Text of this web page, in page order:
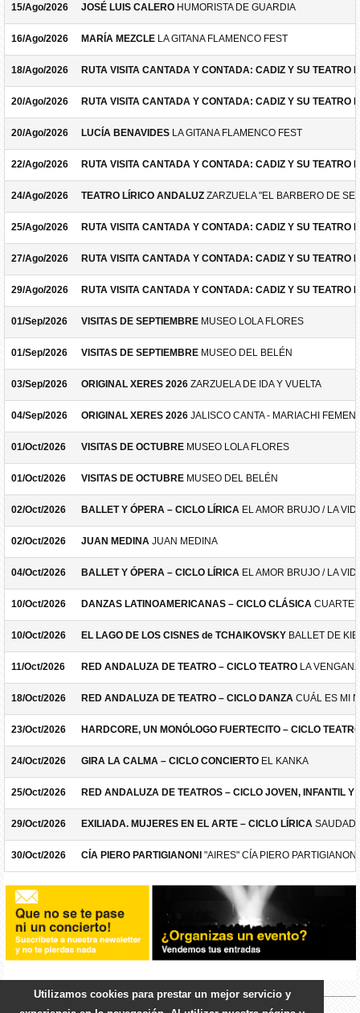
15/Ago/2026 JOSÉ LUIS CALERO HUMORISTA DE GUARDIA
16/Ago/2026 MARÍA MEZCLE LA GITANA FLAMENCO FEST
18/Ago/2026 RUTA VISITA CANTADA Y CONTADA: CADIZ Y SU TEATRO
20/Ago/2026 RUTA VISITA CANTADA Y CONTADA: CADIZ Y SU TEATRO
20/Ago/2026 LUCÍA BENAVIDES LA GITANA FLAMENCO FEST
22/Ago/2026 RUTA VISITA CANTADA Y CONTADA: CADIZ Y SU TEATRO
24/Ago/2026 TEATRO LÍRICO ANDALUZ ZARZUELA "EL BARBERO DE
25/Ago/2026 RUTA VISITA CANTADA Y CONTADA: CADIZ Y SU TEATRO
27/Ago/2026 RUTA VISITA CANTADA Y CONTADA: CADIZ Y SU TEATRO
29/Ago/2026 RUTA VISITA CANTADA Y CONTADA: CADIZ Y SU TEATRO
01/Sep/2026 VISITAS DE SEPTIEMBRE MUSEO LOLA FLORES
01/Sep/2026 VISITAS DE SEPTIEMBRE MUSEO DEL BELÉN
03/Sep/2026 ORIGINAL XERES 2026 ZARZUELA DE IDA Y VUELTA
04/Sep/2026 ORIGINAL XERES 2026 JALISCO CANTA - MARIACHI
01/Oct/2026 VISITAS DE OCTUBRE MUSEO LOLA FLORES
01/Oct/2026 VISITAS DE OCTUBRE MUSEO DEL BELÉN
02/Oct/2026 BALLET Y ÓPERA – CICLO LÍRICA EL AMOR BRUJO / LA
02/Oct/2026 JUAN MEDINA JUAN MEDINA
04/Oct/2026 BALLET Y ÓPERA – CICLO LÍRICA EL AMOR BRUJO / LA
10/Oct/2026 DANZAS LATINOAMERICANAS – CICLO CLÁSICA
10/Oct/2026 EL LAGO DE LOS CISNES de TCHAIKOVSKY BALLET DE
11/Oct/2026 RED ANDALUZA DE TEATRO – CICLO TEATRO LA
18/Oct/2026 RED ANDALUZA DE TEATRO – CICLO DANZA CUÁL ES MI
23/Oct/2026 HARDCORE, UN MONÓLOGO FUERTECITO – CICLO
24/Oct/2026 GIRA LA CALMA – CICLO CONCIERTO EL KANKA
25/Oct/2026 RED ANDALUZA DE TEATROS – CICLO JOVEN, INFANTIL Y
29/Oct/2026 EXILIADA. MUJERES EN EL ARTE – CICLO LÍRICA
30/Oct/2026 CÍA PIERO PARTIGIANONI "AIRES" CÍA PIERO PARTIGIANONI
Utilizamos cookies para prestar un mejor servicio y